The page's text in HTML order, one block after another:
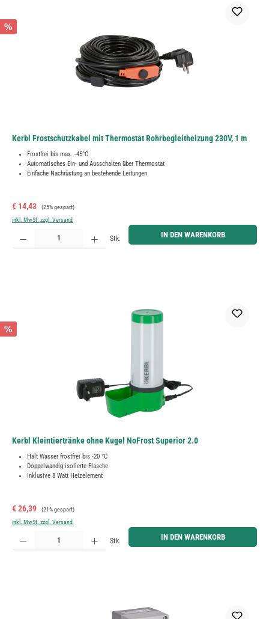
%
Kerbl Frostschutzkabel mit Thermostat Rohrbegleitheizung 230V, 1 m
Frostfrei bis max. -45°C
Automatisches Ein- und Ausschalten über Thermostat
Einfache Nachrüstung an bestehende Leitungen
Verkaufspreis:
€ 14,43 Regulärer Preis:
(25% gespart)
inkl. MwSt. zzgl. Versand
Produkt Anzahl: Gib den gewünschten Wert ein oder benutze die Schaltflächen um die Anzahl zu
Stk. IN DEN WARENKORB
%
Kerbl Kleintiertränke ohne Kugel NoFrost Superior 2.0
Hält Wasser frostfrei bis -20 °C
Doppelwandig isolierte Flasche
Inklusive 8 Watt Heizelement
Verkaufspreis:
€ 26,39 Regulärer Preis:
(21% gespart)
inkl. MwSt. zzgl. Versand
Produkt Anzahl: Gib den gewünschten Wert ein oder benutze die Schaltflächen um die Anzahl zu
Stk. IN DEN WARENKORB